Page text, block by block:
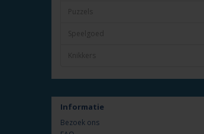
Puzzels
Speelgoed
Knikkers
Informatie
Bezoek ons